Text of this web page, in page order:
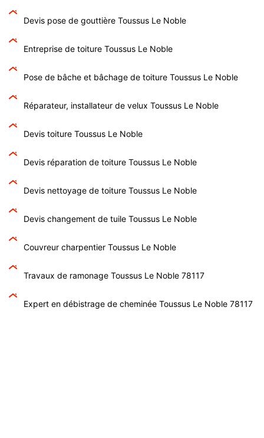
Devis pose de gouttière Toussus Le Noble
Entreprise de toiture Toussus Le Noble
Pose de bâche et bâchage de toiture Toussus Le Noble
Réparateur, installateur de velux Toussus Le Noble
Devis toiture Toussus Le Noble
Devis réparation de toiture Toussus Le Noble
Devis nettoyage de toiture Toussus Le Noble
Devis changement de tuile Toussus Le Noble
Couvreur charpentier Toussus Le Noble
Travaux de ramonage Toussus Le Noble 78117
Expert en débistrage de cheminée Toussus Le Noble 78117